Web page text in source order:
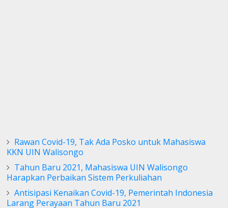
Rawan Covid-19, Tak Ada Posko untuk Mahasiswa
KKN UIN Walisongo
Tahun Baru 2021, Mahasiswa UIN Walisongo
Harapkan Perbaikan Sistem Perkuliahan
Antisipasi Kenaikan Covid-19, Pemerintah Indonesia
Larang Perayaan Tahun Baru 2021